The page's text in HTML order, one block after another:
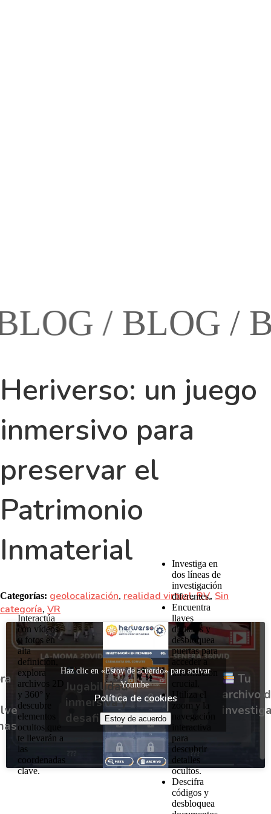
/ BLOG /
Heriverso: un juego
inmersivo para
preservar el
Patrimonio
Inmaterial
Categorías: geolocalización, realidad virtual,RV, Sin
categoría, VR
Interactúa
con vídeos
y fotos en
alta
definición,
explora
archivos 2D
y 360° y
descubre
elementos
ocultos que
te llevarán a
las
coordenadas
clave.
Jugabilidad
inmersiva y
desafiante
Investiga en
dos líneas de
investigación
diferentes.
Encuentra
llaves
digitales y
desbloquea
puertas para
acceder a
información
Utiliza el
zoom y la
navegación
interactiva
para
descubrir
detalles
ocultos.
Descifra
códigos y
desbloquea
Tu
archivo
Haz clic en «Estoy de acuerdo» para activar
Youtube
Política de cookies
Estoy de acuerdo